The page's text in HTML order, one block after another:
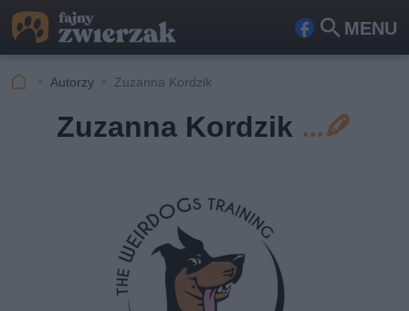
MENU
Fa Szu
Autorzy Zuzanna Kordzik
Zuzanna Kordzik